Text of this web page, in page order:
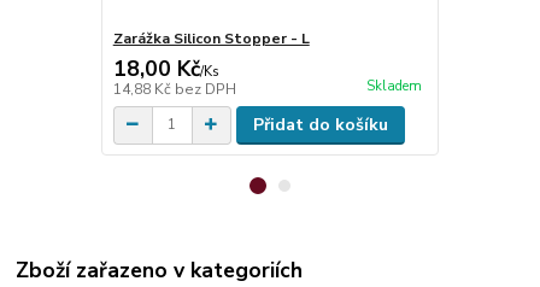
Zarážka Silicon Stopper - L
18,00 Kč/Ks
14,88 Kč bez DPH Skladem
Přidat do košíku
Zboží zařazeno v kategoriích